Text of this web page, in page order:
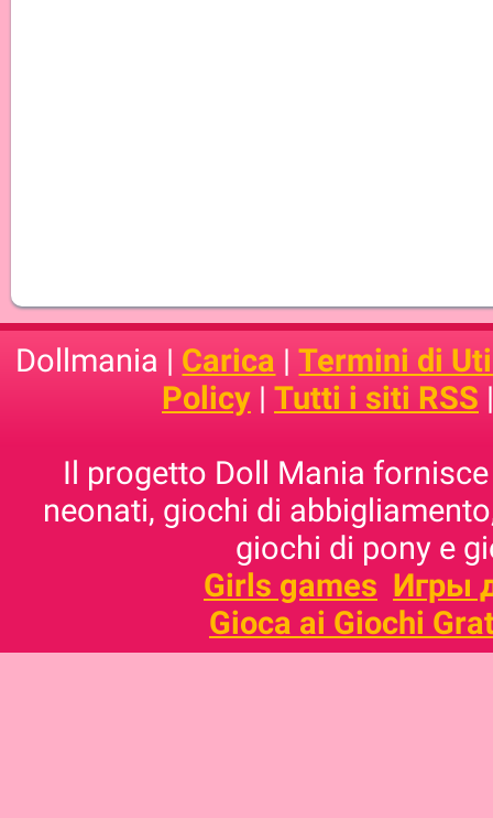
Dollmania | Carica |Termini di
Policy | Tutti i siti RSS
Il progetto Doll Mania
neonati, giochi di
giochi di pony e
Girls games Игры
Gioca ai Giochi